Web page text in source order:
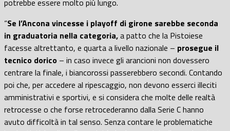
“Se l’Ancona vincesse i playoff di girone sarebbe seconda
in graduatoria nella categoria,a patto che la Pistoiese
facesse altrettanto, e quarta a livello nazionale – prosegue il
tecnico dorico – in caso invece gli arancioni non dovessero
centrare la finale, i biancorossi passerebbero secondi. Contando
poi che, per accedere al ripescaggio, non devono esserci illeciti
amministrativi e sportivi, e si considera che molte delle realtà
retrocesse o che forse retrocederanno dalla Serie C hanno
avuto difficoltà in tal senso. Senza contare le problematiche